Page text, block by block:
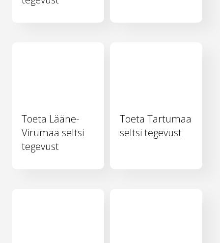
Toeta Lääne-
Virumaa seltsi
tegevust
Toeta Tartumaa
seltsi tegevust